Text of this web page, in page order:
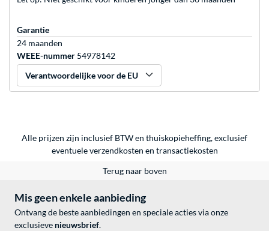
Garantie
24 maanden
WEEE-nummer 54978142
Verantwoordelijke voor de EU
Alle prijzen zijn inclusief BTW en thuiskopieheffing, exclusief
eventueleverzendkosten en transactiekosten
Terug naar boven
Mis geen enkele aanbieding
Ontvang de beste aanbiedingen en speciale acties via onze
exclusieve nieuwsbrief.